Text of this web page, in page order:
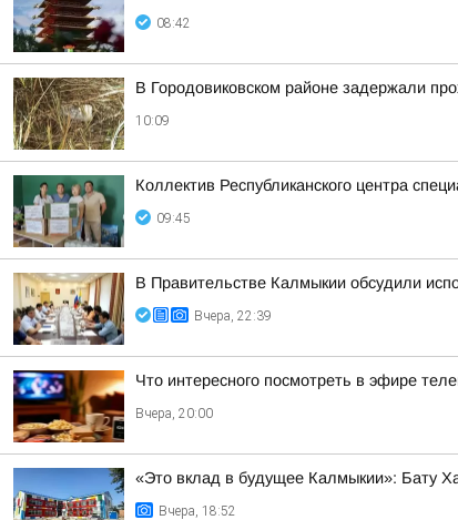
08:42
В Городовиковском районе задержали
10:09
Коллектив Республиканского центра
09:45
В Правительстве Калмыкии обсудили
Вчера, 22:39
Что интересного посмотреть в эфире
Вчера, 20:00
«Это вклад в будущее Калмыкии»: Бату
Вчера, 18:52